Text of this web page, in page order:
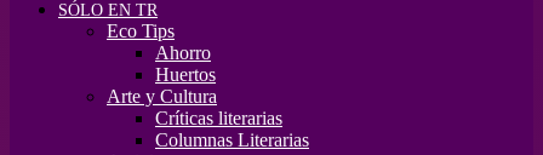
SÓLO EN TR
Eco Tips
Ahorro
Huertos
Arte y Cultura
Críticas literarias
Columnas Literarias